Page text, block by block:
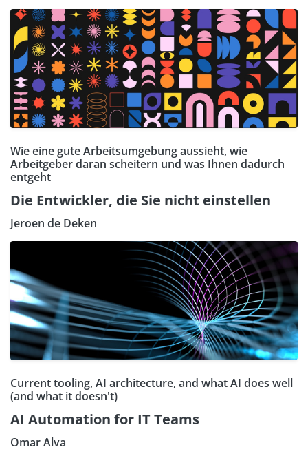
Wie eine gute Arbeitsumgebung aussieht, wie
Arbeitgeber daran scheitern und was Ihnen dadurch
entgeht
Die Entwickler, die Sie nicht einstellen
Jeroen de Deken
Current tooling, AI architecture, and what AI does well
(and what it doesn't)
AI Automation for IT Teams
Omar Alva